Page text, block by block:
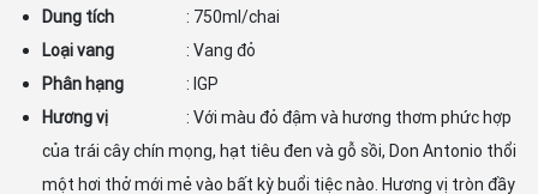
Dung tích
: 750ml/chai
Loại vang
: Vang đỏ
Phân hạng
: IGP
Hương vị
: Với màu đỏ đậm và hương thơm phức hợp
của trái cây chín mọng, hạt tiêu đen và gỗ sồi, Don Antonio thổi
một hơi thở mới mẻ vào bất kỳ buổi tiệc nào. Hương vị tròn đầy